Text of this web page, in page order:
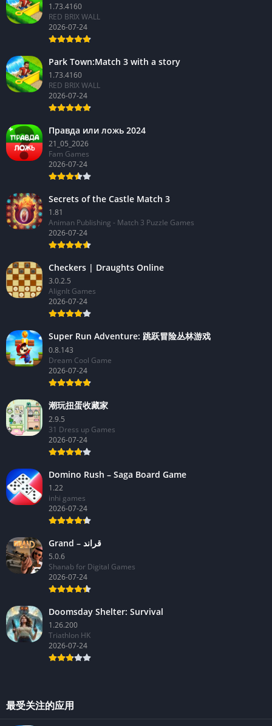
1.73.4160
RED BRIX WALL
2026-07-24
Park Town:Match 3 with a story
1.73.4160
RED BRIX WALL
2026-07-24
Правда или ложь 2024
21_05_2026
Fam Games
2026-07-24
Secrets of the Castle Match 3
1.81
Animan Publishing - Match 3 Puzzle Games
2026-07-24
Checkers | Draughts Online
3.0.2.5
AlignIt Games
2026-07-24
Super Run Adventure: 跳跃冒险丛林游戏
0.8.143
Dream Cool Game
2026-07-24
潮玩扭蛋收藏家
2.9.5
31 Dress up Games
2026-07-24
Domino Rush – Saga Board Game
1.22
inhi games
2026-07-24
Grand – قراند
5.0.6
Shanab for Digital Games
2026-07-24
Doomsday Shelter: Survival
1.26.200
Triathlon HK
2026-07-24
最受关注的应用